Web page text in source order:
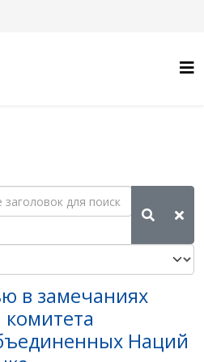
в замечаниях
Наций